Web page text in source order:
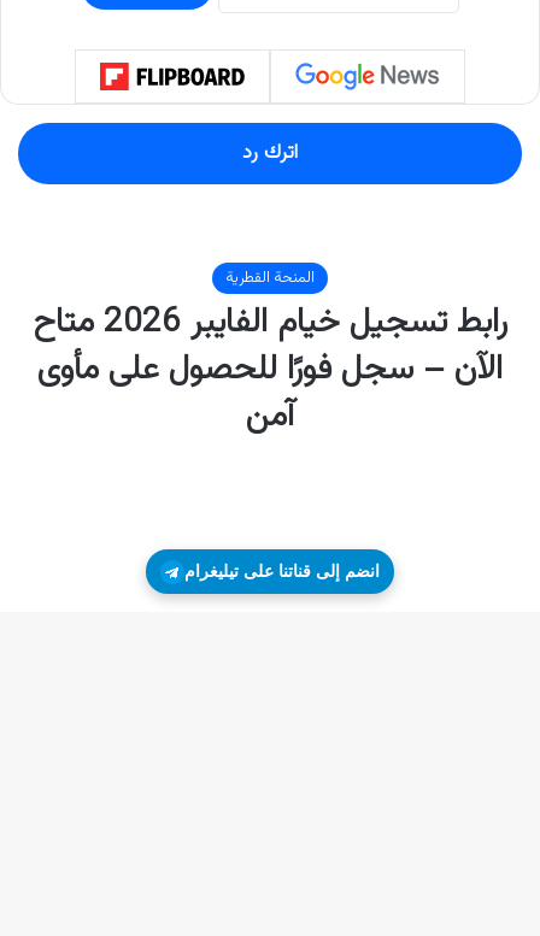
اترك رد
انضم إلى قناتنا على تيليغرام